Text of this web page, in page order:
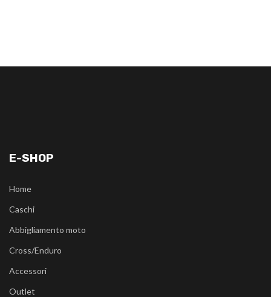
E-SHOP
Home
Caschi
Abbigliamento moto
Cross/Enduro
Accessori
Outlet